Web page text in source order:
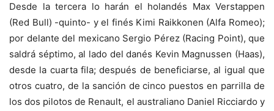
Desde la tercera lo harán el holandés Max Verstappen
(Red Bull) -quinto- y el finés Kimi Raikkonen (Alfa Romeo);
por delante del mexicano Sergio Pérez (Racing Point), que
saldrá séptimo, al lado del danés Kevin Magnussen (Haas),
desde la cuarta fila; después de beneficiarse, al igual que
otros cuatro, de la sanción de cinco puestos en parrilla de
los dos pilotos de Renault, el australiano Daniel Ricciardo y